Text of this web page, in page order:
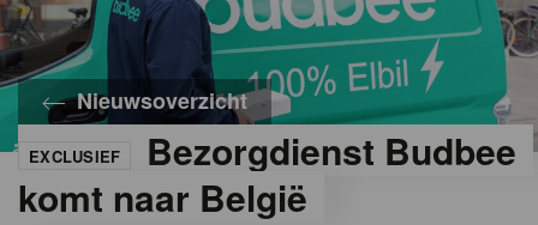
Nieuwsoverzicht
EXCLUSIEF
Bezorgdienst Budbee
komt naar België